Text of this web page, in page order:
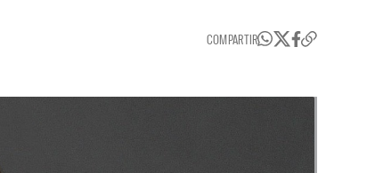
COMPARTIR